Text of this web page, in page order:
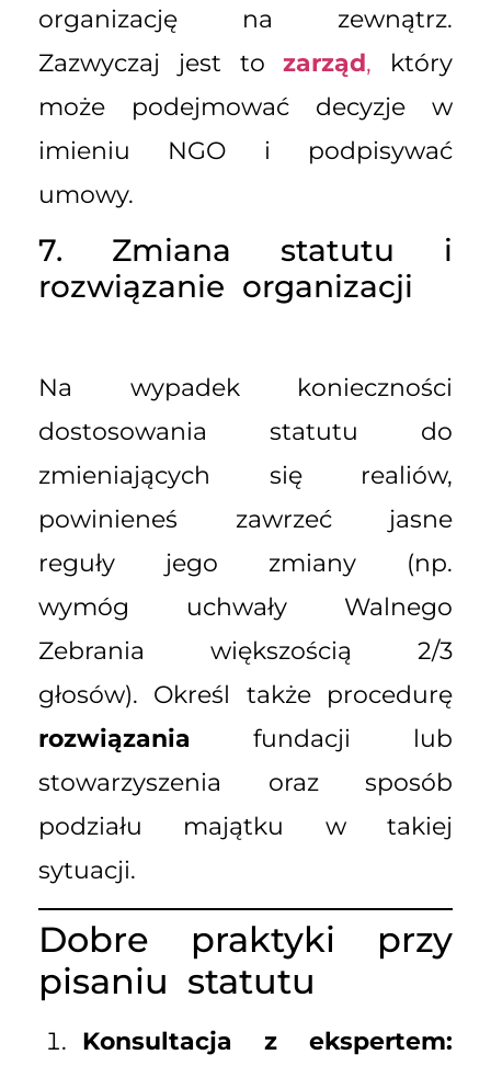
organizację na zewnątrz.
Zazwyczaj jest tozarząd, który
może podejmować decyzje w
imieniu NGO i podpisywać
umowy.
7. Zmiana statutu i
rozwiązanie organizacji
Na wypadek konieczności
dostosowania statutu do
zmieniających się realiów,
powinieneś zawrzeć jasne
reguły jego zmiany (np.
wymóg uchwały Walnego
Zebrania większością 2/3
głosów). Określ także procedurę
rozwiązania fundacji lub
stowarzyszenia oraz sposób
podziału majątku w takiej
sytuacji.
Dobre praktyki przy
pisaniu statutu
Konsultacja z ekspertem: